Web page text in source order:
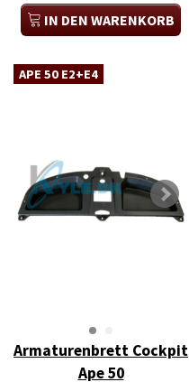
IN DEN WARENKORB
APE 50 E2+E4
Armaturenbrett Cockpit
Ape 50